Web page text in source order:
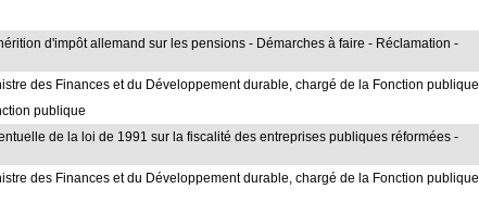
d'impôt allemand sur les pensions - Démarches à faire - Réclamation -
des Finances et du Développement durable, chargé de la Fonction publique
publique
de la loi de 1991 sur la fiscalité des entreprises publiques réformées -
des Finances et du Développement durable, chargé de la Fonction publique